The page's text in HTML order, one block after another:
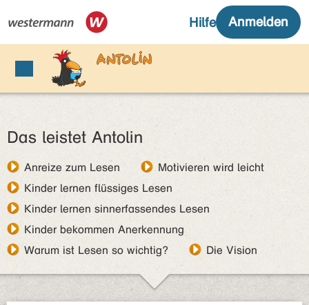
Das leistet Antolin
Anreize zum Lesen
Motivieren wird leicht
Kinder lernen flüssiges Lesen
Kinder lernen sinnerfassendes Lesen
Kinder bekommen Anerkennung
Warum ist Lesen so wichtig?
Die Vision